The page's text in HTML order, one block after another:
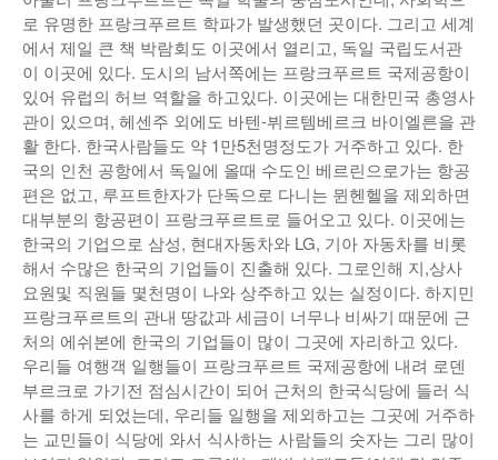
로 유명한 프랑크푸르트 학파가 발생했던 곳이다. 그리고 세계
에서 제일 큰 책 박람회도 이곳에서 열리고, 독일 국립도서관
이 이곳에 있다. 도시의 남서쪽에는 프랑크푸르트 국제공항이
있어 유럽의 허브 역할을 하고있다. 이곳에는 대한민국 총영사
관이 있으며, 헤센주 외에도 바텐-뷔르템베르크 바이엘른을 관
활 한다. 한국사람들도 약 1만5천명정도가 거주하고 있다. 한
국의 인천 공항에서 독일에 올때 수도인 베르린으로가는 항공
편은 없고, 루프트한자가 단독으로 다니는 뮌헨헬을 제외하면
대부분의 항공편이 프랑크푸르트로 들어오고 있다. 이곳에는
한국의 기업으로 삼성, 현대자동차와 LG, 기아 자동차를 비롯
해서 수많은 한국의 기업들이 진출해 있다. 그로인해 지,상사
요원및 직원들 몇천명이 나와 상주하고 있는 실정이다. 하지민
프랑크푸르트의 관내 땅값과 세금이 너무나 비싸기 때문에 근
처의 에쉬본에 한국의 기업들이 많이 그곳에 자리하고 있다.
우리들 여행객 일행들이 프랑크푸르트 국제공항에 내려 로덴
부르크로 가기전 점심시간이 되어 근처의 한국식당에 들러 식
사를 하게 되었는데, 우리들 일행을 제외하고는 그곳에 거주하
는 교민들이 식당에 와서 식사하는 사람들의 숫자는 그리 많이